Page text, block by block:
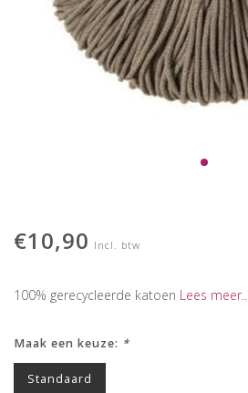
€10,90 Incl. btw
100% gerecycleerde katoen Lees meer..
Maak een keuze: *
Standaard